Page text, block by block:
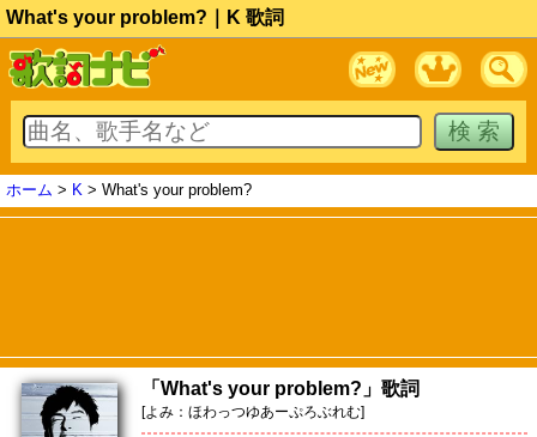
What's your problem?｜K 歌詞
ホーム > K > What's your problem?
「What's your problem?」歌詞
[よみ：ほわっつゆあーぷろぶれむ]